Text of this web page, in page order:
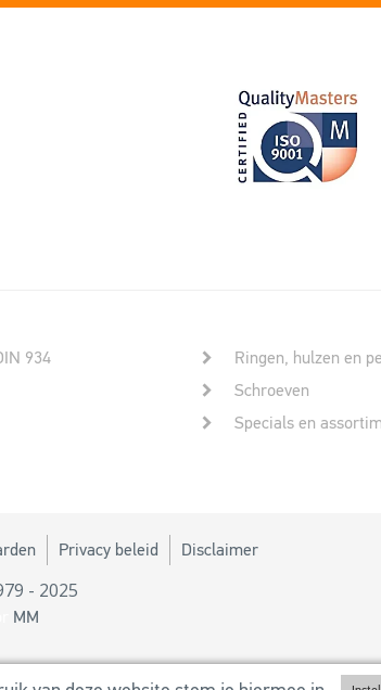
934
Ringen, hulzen en
Schroeven
Specials en
Privacy beleid Disclaimer
- 2025
MM